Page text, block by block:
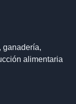
ganadería,
alimentaria